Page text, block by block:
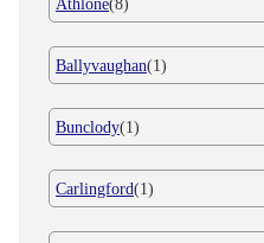
Ballyvaughan(1)
Bunclody(1)
Carlingford(1)